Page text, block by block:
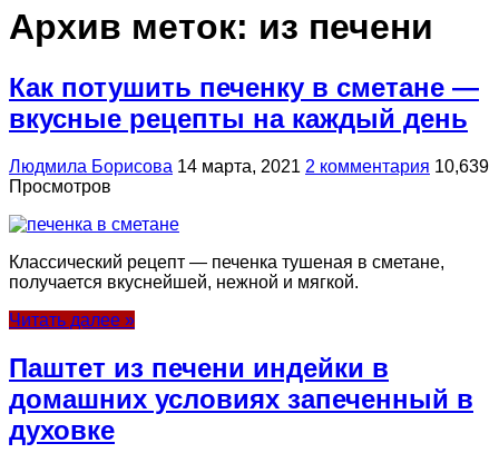
Архив меток: из печени
Как потушить печенку в сметане —
вкусные рецепты на каждый день
Людмила Борисова 14 марта, 2021 2 комментария 10,639
Просмотров
Классический рецепт — печенка тушеная в сметане,
получается вкуснейшей, нежной и мягкой.
Читать далее »
Паштет из печени индейки в
домашних условиях запеченный в
духовке